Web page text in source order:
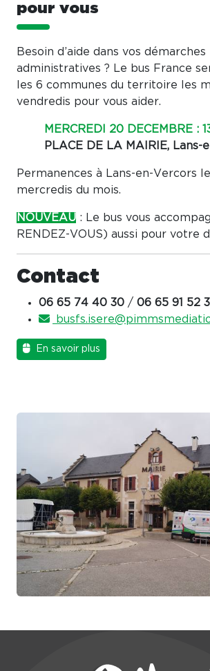
pour vous
Besoin d’aide dans vos démarches
administratives ? Le bus France
les 6 communes du territoire les
vendredis pour vous aider.
MERCREDI 20 DECEMBRE :
PLACE DE LA MAIRIE, Lans-
Permanences à Lans-en-Vercors
mercredis du mois.
NOUVEAU : Le bus vous
RENDEZ-VOUS) aussi pour votre
Contact
06 65 74 40 30 / 06 65 91 52
En savoir plus